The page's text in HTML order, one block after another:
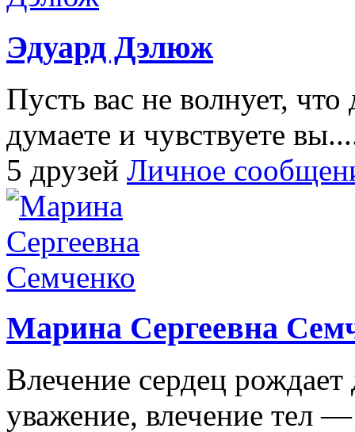
Эдуард Дэлюж
Пусть вас не волнует, что
думаете и чувствуете
5 друзей Личное
Марина Сергеевна
Влечение сердец
уважение, влечение тел —